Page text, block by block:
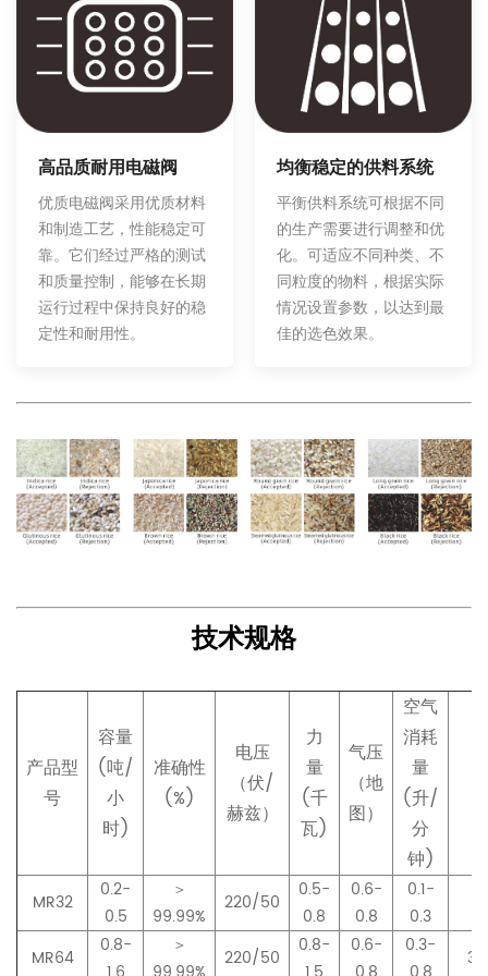
高品质耐用电磁阀
优质电磁阀采用优质材料
和制造工艺，性能稳定可
靠。它们经过严格的测试
和质量控制，能够在长期
运行过程中保持良好的稳
定性和耐用性。
均衡稳定的供料系统
平衡供料系统可根据不同
的生产需要进行调整和优
化。可适应不同种类、不
同粒度的物料，根据实际
情况设置参数，以达到最
佳的选色效果。
技术规格
产品型
号
容量
(吨/
小
时)
准确性
(%)
电压
（伏/
赫兹）
力
量
(千
瓦)
气压
（地
图）
空气
消耗
量
(升/
分
钟)
MR32
0.2-
0.5
＞
99.99%
220/50
0.5-
0.8
0.6-
0.8
0.1-
0.3
MR64
0.8-
＞
220/50
0.8-
0.6-
0.3-